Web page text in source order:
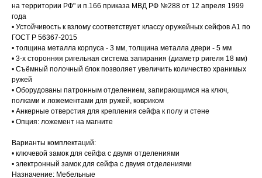
на территории РФ" и п.166 приказа МВД РФ №288 от 12 апреля 1999
года
• Устойчивость к взлому соответствует классу оружейных сейфов А1 по
ГОСТ Р 56367-2015
• толщина металла корпуса - 3 мм, толщина металла двери - 5 мм
• 3-х сторонняя ригельная система запирания (диаметр ригеля 18 мм)
• Съёмный полочный блок позволяет увеличить количество хранимых
ружей
• Оборудованы патронным отделением, запирающимся на ключ,
полками и ложементами для ружей, ковриком
• Анкерные отверстия для крепления сейфа к полу и стене
• Опция: ложемент на магните
Варианты комплектаций:
• ключевой замок для сейфа с двумя отделениями
• электронный замок для сейфа с двумя отделениями
Назначение: Мебельные